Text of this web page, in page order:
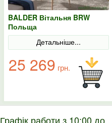
BALDER Вітальня BRW
Польща
Детальніше...
25 269 грн.
Графік работи з 10:00 до